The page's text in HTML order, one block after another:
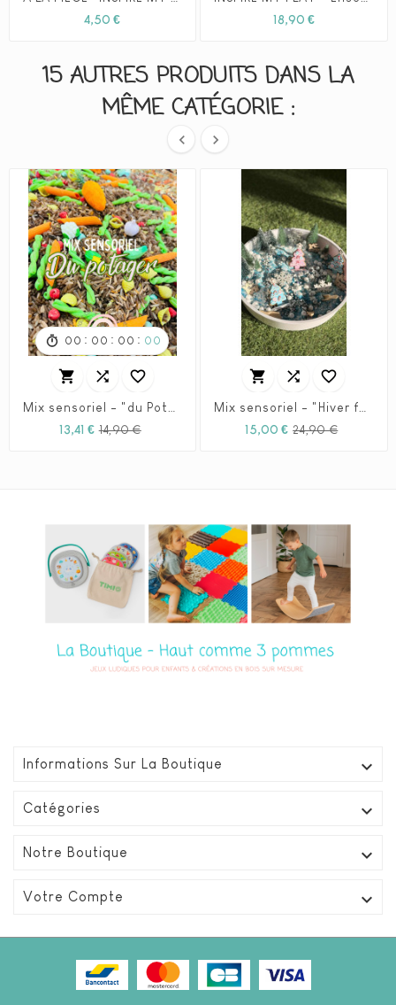
4,50 €Prix
18,90 €Prix
15 AUTRES PRODUITS DANS LA
MÊME CATÉGORIE :
 
00 : 00 : 00 : 00
  
13,41 € 14,90 €
  
15,00 € 24,90 €
Informations Sur La Boutique 
Catégories 
Notre Boutique 
Votre Compte 